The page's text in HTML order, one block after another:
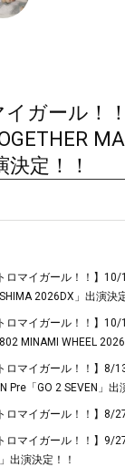
イガール！
定！！
ロマイガール！！】10/
2026DX」出演決
ロマイガール！！】
MINAMI WHEEL
ロマイガール！！】8/
Pre「GO 2 SEVEN」出
ロマイガール！！】8/
ロマイガール！！】9/
出演決定！！